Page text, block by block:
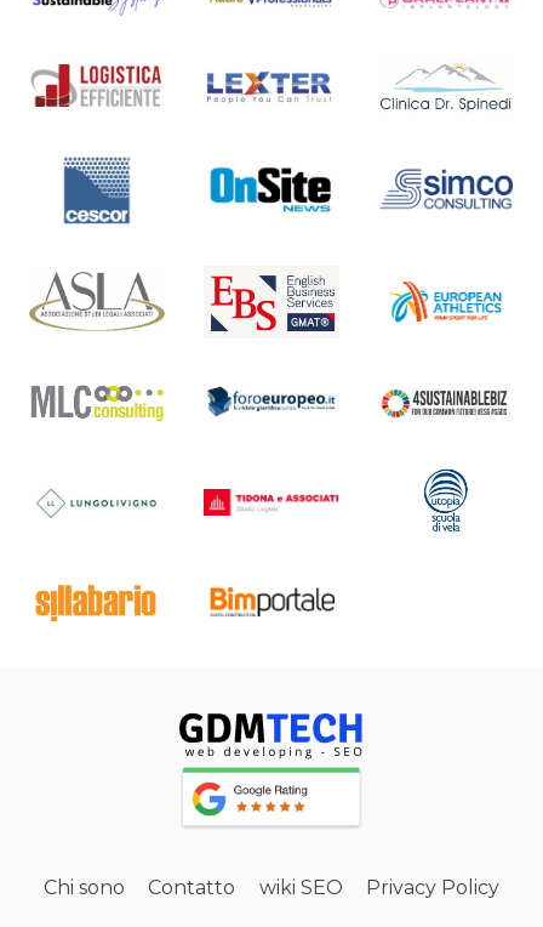
Chi sono Contatto wiki SEO Privacy Policy